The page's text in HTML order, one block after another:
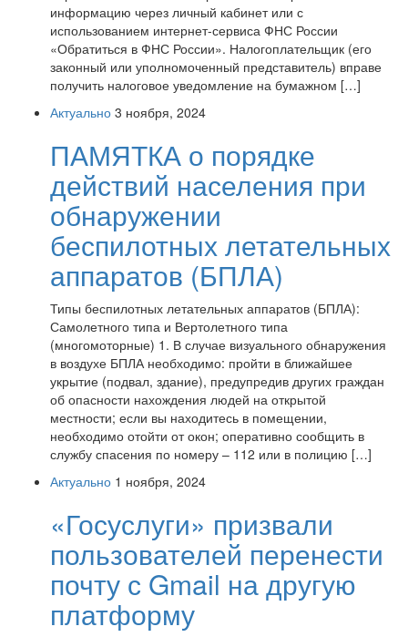
информацию через личный кабинет или с
использованием интернет-сервиса ФНС России
«Обратиться в ФНС России». Налогоплательщик (его
законный или уполномоченный представитель) вправе
получить налоговое уведомление на бумажном […]
Актуально 3 ноября, 2024
ПАМЯТКА о порядке
действий населения при
обнаружении
беспилотных летательных
аппаратов (БПЛА)
Типы беспилотных летательных аппаратов (БПЛА):
Самолетного типа и Вертолетного типа
(многомоторные) 1. В случае визуального обнаружения
в воздухе БПЛА необходимо: пройти в ближайшее
укрытие (подвал, здание), предупредив других граждан
об опасности нахождения людей на открытой
местности; если вы находитесь в помещении,
необходимо отойти от окон; оперативно сообщить в
службу спасения по номеру – 112 или в полицию […]
Актуально 1 ноября, 2024
«Госуслуги» призвали
пользователей перенести
почту с Gmail на другую
платформу